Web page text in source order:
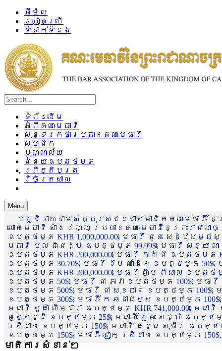
អ៊ីម៉ែល
របៀបប្រើ
ទំនាក់ទំនង
ទំព័រដើម
អំពីគណៈមេធាវី
សុន្ទរកថាប្រធានគណៈមេធាវី
សមាជិក
បណ្ណាល័យ
ជំនួយឧបត្ថម្ភ
ព្រឹត្តិបត្រ
វិចិត្រសាល
Menu
បញ្ជីរាយនាមសប្បុរសជនជាសមាជិកគណៈមេធាវី
លោកមេធាវី សាំង វណ្ណៈ ប្រធានគណៈមេធាវីនៃព្រះរា
ឧបត្ថម្ភ KHR 1,000,000.00, មេធាវី ជួន សេដ្ឋស
មេធាវី ប៉ុល ពិជេដ្ឋ ឧបត្ថម្ភ 99.99$, មេធាវី សត្យា ណ
ឧបត្ថម្ភ KHR 200,000.00, មេធាវី កាដា ជី ឧបត្ថម្ភ
ឧបត្ថម្ភ 30.70$, មេធាវី ខឹម ណាដែន ឧបត្ថម្ភ 50$,
ឧបត្ថម្ភ KHR 200,000.00, មេធាវី ញឹម ពិសាល ឧបត្ថ
ឧបត្ថម្ភ 50$, មេធាវី ជា ភារ៉ា ឧបត្ថម្ភ 100$, មេ
ឧបត្ថម្ភ 500$, មេធាវី ជា សុខចាន់ ឧបត្ថម្ភ
ឧបត្ថម្ភ 300$, មេធាវី កែ ឆដាផស្ស ឧបត្ថម្ភ
មេធាវី សួគ៌ា លឹមដារា ឧបត្ថម្ភ KHR 741,000.00, មេ
មូសេ្សន្នី ឧបត្ថម្ភ 25$, មេធាវី ញ៉ែម សេដ្ឋា ឧបត្ថ
ស្រីនាថ ឧបត្ថម្ភ 150$, មេធាវី គន្ធ សុធីរ ឧបត្ថម្ភ
ឧបត្ថម្ភ 150$, មេធាវី ជៀក ស្រីនាថ ឧបត្ថម្ភ 150$,
មាតិការសំខាន់ៗ